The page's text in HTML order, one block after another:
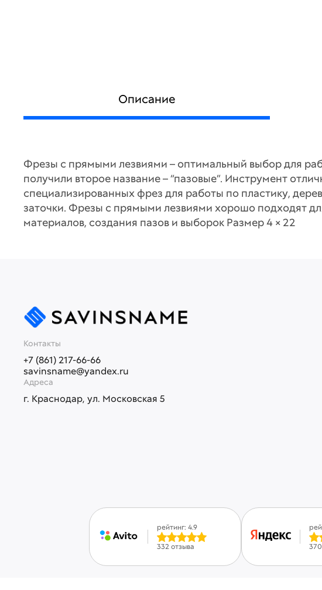
Описание
Фрезы с прямыми лезвиями – оптимальный выбор для
получили второе название – “пазовые”. Инструмент
специализированных фрез для работы по пластику,
заточки. Фрезы с прямыми лезвиями хорошо подходят
материалов, создания пазов и выборок Размер 4 × 22
Контакты
+7 (861) 217-66-66
savinsname@yandex.ru
Адреса
г. Краснодар, ул. Московская 5
рейтинг: 4.9
332 отзыва